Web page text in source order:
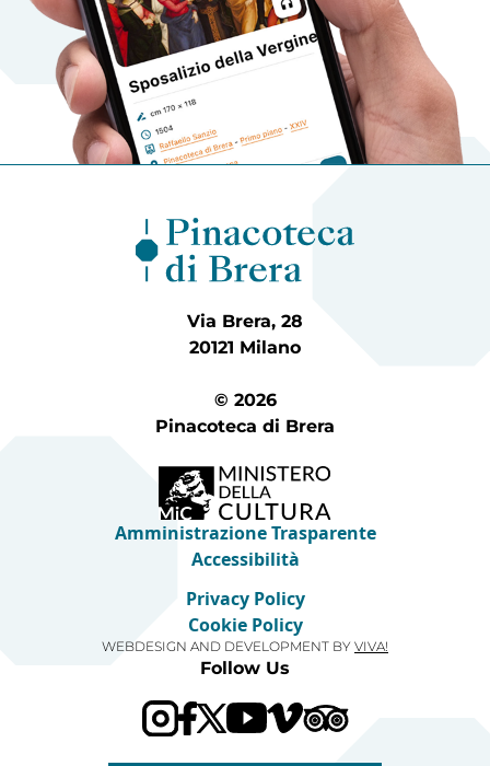
Via Brera, 28
20121 Milano
© 2026
Pinacoteca di Brera
Follow Us
Amministrazione Trasparente
Accessibilità
Privacy Policy
Cookie Policy
WEBDESIGN AND DEVELOPMENT BY VIVA!